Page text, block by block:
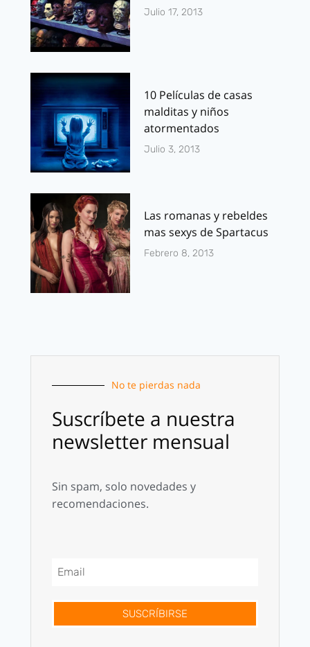
Julio 17, 2013
10 Películas de casas
malditas y niños
atormentados
Julio 3, 2013
Las romanas y rebeldes
mas sexys de Spartacus
Febrero 8, 2013
No te pierdas nada
Suscríbete a nuestra
newsletter mensual
Sin spam, solo novedades y
recomendaciones.
SUSCRÍBIRSE